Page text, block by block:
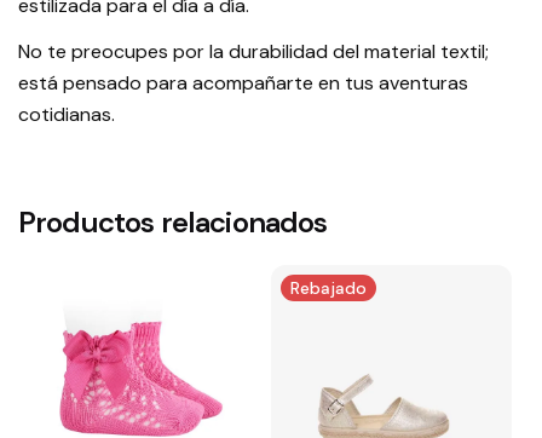
estilizada para el día a día.
No te preocupes por la durabilidad del material textil;
está pensado para acompañarte en tus aventuras
cotidianas.
Productos relacionados
Rebajado